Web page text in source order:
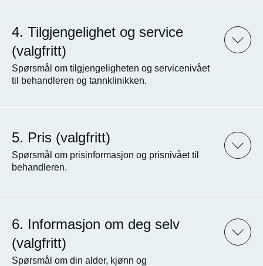
Tilgjengelighet og service
(valgfritt)
Spørsmål om tilgjengeligheten og servicenivået
til behandleren og tannklinikken.
Pris (valgfritt)
Spørsmål om prisinformasjon og prisnivået til
behandleren.
Informasjon om deg selv
(valgfritt)
Spørsmål om din alder, kjønn og